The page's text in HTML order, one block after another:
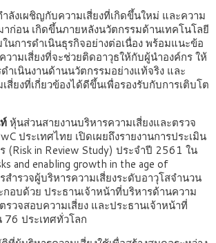
ลังเผชิญกับความเสี่ยงที่เกิดขึ้นใหม่ และความ
ก่อน เกิดขึ้นภายหลังนวัตกรรมด้านเทคโนโลยี
การดำเนินธุรกิจอย่างต่อเนื่อง พร้อมแนะข้อ
ามเสี่ยงที่จะช่วยติดอาวุธให้กับผู้นำองค์กร ให้
เนินงานด้านนวัตกรรมอย่างแท้จริง และ
สี่ยงที่เกี่ยวข้องได้ดีขึ้นเพื่อรองรับกับการเติบโต
หุ้นส่วนสายงานบริหารความเสี่ยงและตรวจ
ประเทศไทย เปิดเผยถึงรายงานการประเมิน
(Risk in Review Study) ประจำปี 2561 ใน
and enabling growth in the age of
สำรวจผู้บริหารความเสี่ยงระดับอาวุโสจำนวน
อบด้วย ประธานเจ้าหน้าที่บริหารด้านความ
รวจสอบความเสี่ยง และประธานเจ้าหน้าที่
76 ประเทศทั่วโลก